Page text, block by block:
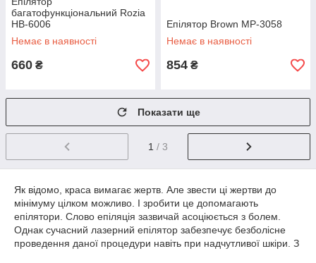
багатофункціональний Rozia
HB-6006
Немає в наявності
660 ₴
Епілятор Brown MP-3058
Немає в наявності
854 ₴
Показати ще
1 / 3
Як відомо, краса вимагає жертв. Але звести ці жертви до
мінімуму цілком можливо. І зробити це допомагають
епілятори. Слово епіляція зазвичай асоціюється з болем.
Однак сучасний лазерний епілятор забезпечує безболісне
проведення даної процедури навіть при надчутливої шкіри. З